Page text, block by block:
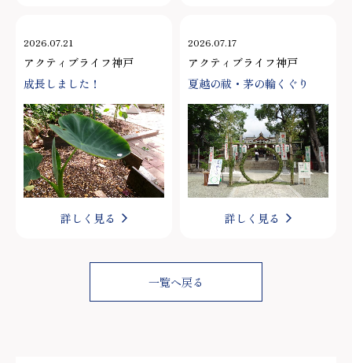
2026.07.21
アクティブライフ神戸
成長しました！
詳しく見る
2026.07.17
アクティブライフ神戸
夏越の祓・茅の輪くぐり
詳しく見る
一覧へ戻る